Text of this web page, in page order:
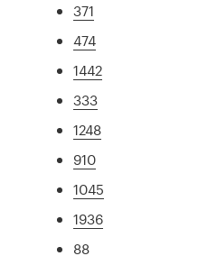
371
474
1442
333
1248
910
1045
1936
88